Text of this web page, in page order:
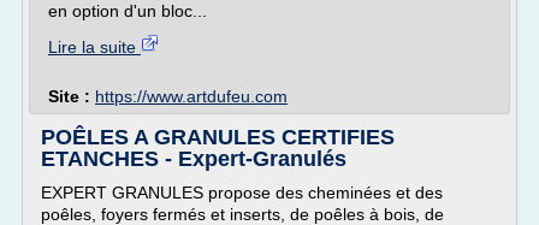
en option d'un bloc...
Lire la suite
Site : https://www.artdufeu.com
POÊLES A GRANULES CERTIFIES
ETANCHES - Expert-Granulés
EXPERT GRANULES propose des cheminées et des
poêles, foyers fermés et inserts, de poêles à bois, de